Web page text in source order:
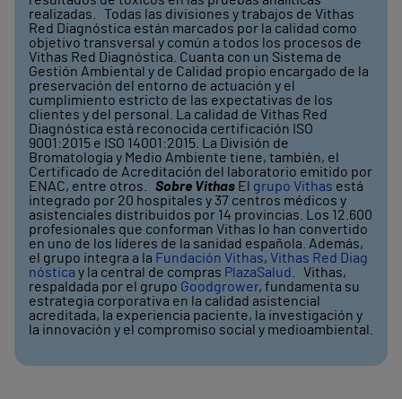
realizadas. Todas las divisiones y trabajos de Vithas
Red Diagnóstica están marcados por la calidad como
objetivo transversal y común a todos los procesos de
Vithas Red Diagnóstica. Cuanta con un Sistema de
Gestión Ambiental y de Calidad propio encargado de la
preservación del entorno de actuación y el
cumplimiento estricto de las expectativas de los
clientes y del personal. La calidad de Vithas Red
Diagnóstica está reconocida certificación ISO
9001:2015 e ISO 14001:2015. La División de
Bromatología y Medio Ambiente tiene, también, el
Certificado de Acreditación del laboratorio emitido por
ENAC, entre otros. Sobre Vithas El grupo Vithas está
integrado por 20 hospitales y 37 centros médicos y
asistenciales distribuidos por 14 provincias. Los 12.600
profesionales que conforman Vithas lo han convertido
en uno de los líderes de la sanidad española. Además,
el grupo integra a la Fundación Vithas, Vithas Red Diag
nóstica y la central de compras PlazaSalud . Vithas,
respaldada por el grupo Goodgrower, fundamenta su
estrategia corporativa en la calidad asistencial
acreditada, la experiencia paciente, la investigación y
la innovación y el compromiso social y medioambiental.